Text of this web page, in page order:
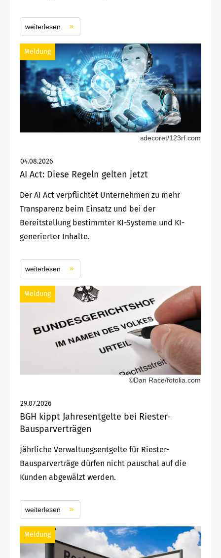
weiterlesen
Meldung
sdecoret/123rf.com
04.08.2026
AI Act: Diese Regeln gelten jetzt
Der AI Act verpflichtet Unternehmen zu mehr
Transparenz beim Einsatz und bei der
Bereitstellung bestimmter KI-Systeme und KI-
generierter Inhalte.
weiterlesen
Meldung
©Dan Race/fotolia.com
29.07.2026
BGH kippt Jahresentgelte bei Riester-
Bausparverträgen
Jährliche Verwaltungsentgelte für Riester-
Bausparverträge dürfen nicht pauschal auf die
Kunden abgewälzt werden.
weiterlesen
Meldung